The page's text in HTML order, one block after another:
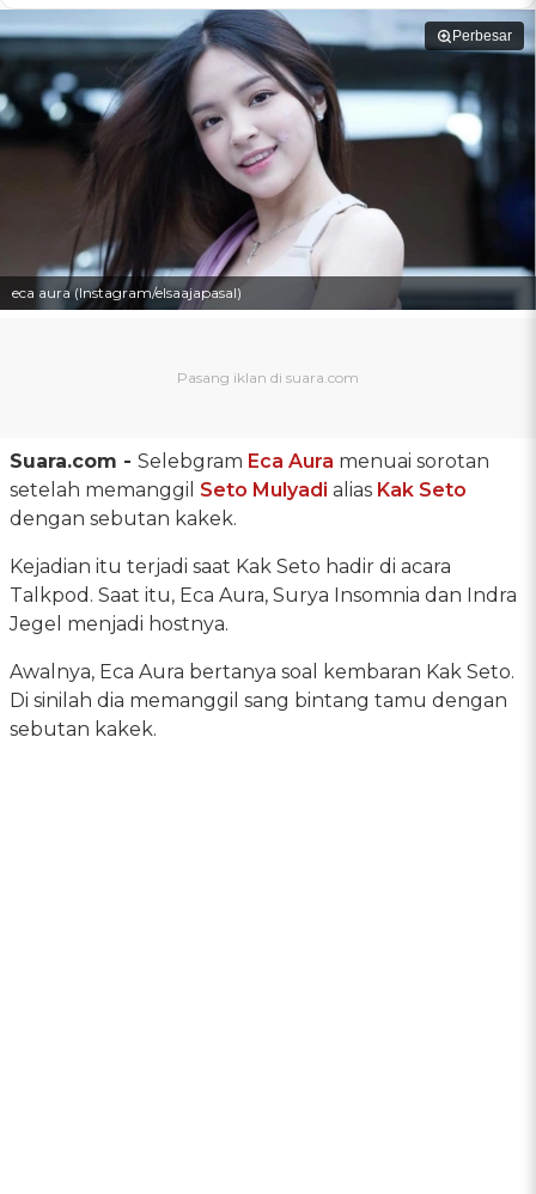
Perbesar
eca aura (Instagram/elsaajapasal)
Suara.com - Selebgram Eca Aura menuai sorotan
setelah memanggil Seto Mulyadi alias Kak Seto
dengan sebutan kakek.
Kejadian itu terjadi saat Kak Seto hadir di acara
Talkpod. Saat itu, Eca Aura, Surya Insomnia dan Indra
Jegel menjadi hostnya.
Awalnya, Eca Aura bertanya soal kembaran Kak Seto.
Di sinilah dia memanggil sang bintang tamu dengan
sebutan kakek.